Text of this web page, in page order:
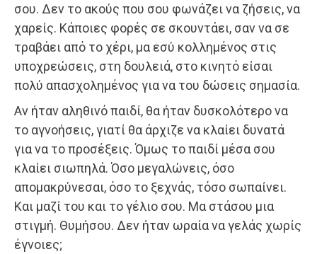
σου. Δεν το ακούς που σου φωνάζει να ζήσεις, να
χαρείς. Κάποιες φορές σε σκουντάει, σαν να σε
τραβάει από το χέρι, μα εσύ κολλημένος στις
υποχρεώσεις, στη δουλειά, στο κινητό είσαι
πολύ απασχολημένος για να του δώσεις σημασία.
Αν ήταν αληθινό παιδί, θα ήταν δυσκολότερο να
το αγνοήσεις, γιατί θα άρχιζε να κλαίει δυνατά
για να το προσέξεις. Όμως το παιδί μέσα σου
κλαίει σιωπηλά. Όσο μεγαλώνεις, όσο
απομακρύνεσαι, όσο το ξεχνάς, τόσο σωπαίνει.
Και μαζί του και το γέλιο σου. Μα στάσου μια
στιγμή. Θυμήσου. Δεν ήταν ωραία να γελάς χωρίς
έγνοιες;